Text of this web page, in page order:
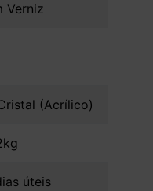
Verniz
(Acrílico)
úteis